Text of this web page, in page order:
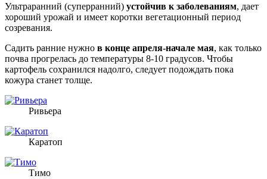
Ультраранний (суперранний) устойчив к заболеваниям, дает
хороший урожай и имеет коротки вегетационный период
созревания.
Садить ранние нужно в конце апреля-начале мая, как только
почва прогрелась до температуры 8-10 градусов. Чтобы
картофель сохранился надолго, следует подождать пока
кожура станет толще.
Ривьера
Каратоп
Тимо